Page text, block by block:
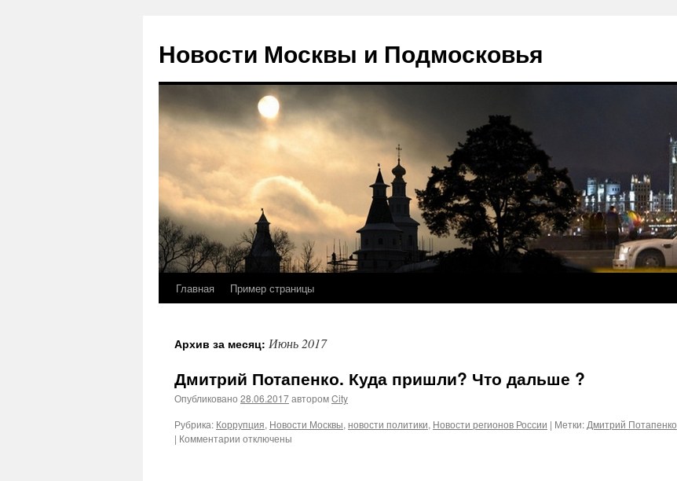
Новости Москвы и Подмосковья
Перейти
содержимому
Главная Пример страницы
Архив за месяц: Июнь 2017
Дмитрий Потапенко. Куда пришли? Что дальше ?
Опубликовано 28.06.2017авторомCity
Рубрика: Коррупция, Новости Москвы, новости политики, Новости регионов России | Метки: Дмитрий Потапенко
| Комментарии котключены